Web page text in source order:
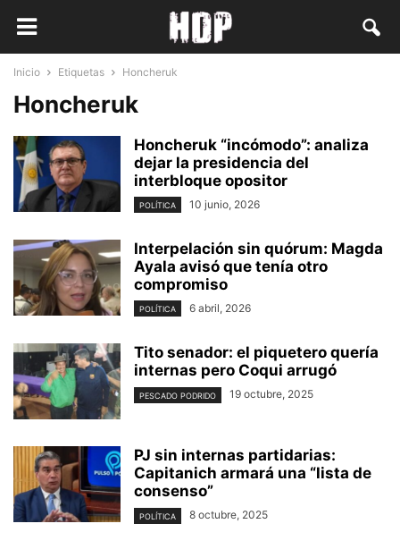
Inicio Etiquetas Honcheruk
Honcheruk
Honcheruk “incómodo”: analiza
dejar la presidencia del
interbloque opositor
POLÍTICA 10 junio, 2026
Interpelación sin quórum: Magda
Ayala avisó que tenía otro
compromiso
POLÍTICA 6 abril, 2026
Tito senador: el piquetero quería
internas pero Coqui arrugó
PESCADO PODRIDO 19 octubre, 2025
PJ sin internas partidarias:
Capitanich armará una “lista de
consenso”
POLÍTICA 8 octubre, 2025